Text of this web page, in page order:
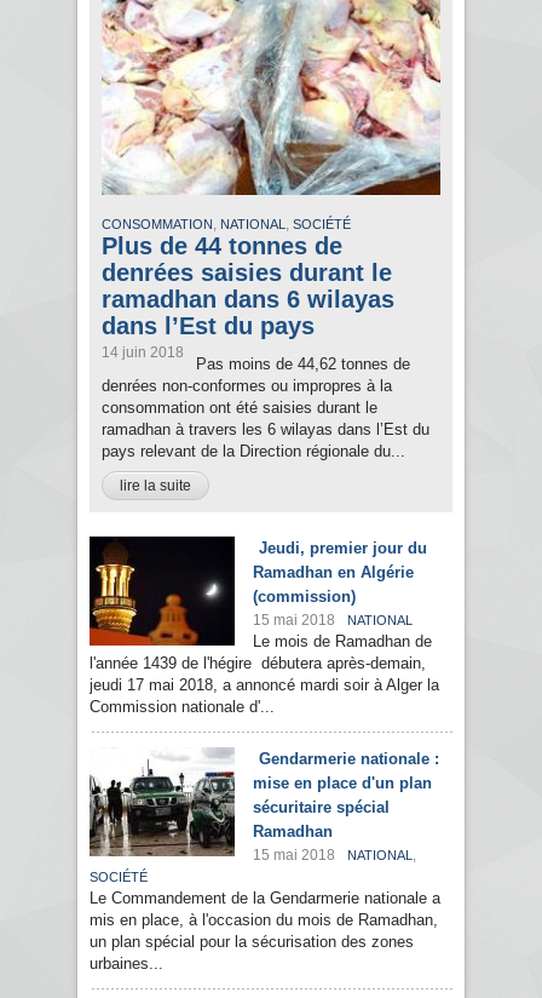
CONSOMMATION , NATIONAL , SOCIÉTÉ
Plus de 44 tonnes de
denrées saisies durant le
ramadhan dans 6 wilayas
dans l’Est du pays
14 juin 2018
Pas moins de 44,62 tonnes de
denrées non-conformes ou impropres à la
consommation ont été saisies durant le
ramadhan à travers les 6 wilayas dans l’Est du
pays relevant de la Direction régionale du...
lire la suite
Jeudi, premier jour du
Ramadhan en Algérie
(commission)
15 mai 2018 NATIONAL
Le mois de Ramadhan de
l'année 1439 de l'hégire débutera après-demain,
jeudi 17 mai 2018, a annoncé mardi soir à Alger la
Commission nationale d'...
Gendarmerie nationale :
mise en place d'un plan
sécuritaire spécial
Ramadhan
15 mai 2018 NATIONAL ,
SOCIÉTÉ
Le Commandement de la Gendarmerie nationale a
mis en place, à l'occasion du mois de Ramadhan,
un plan spécial pour la sécurisation des zones
urbaines...